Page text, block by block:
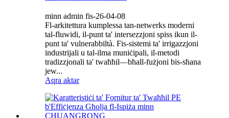
minn admin fis-26-04-08
Fl-arkitettura kumplessa tan-netwerks moderni
tal-fluwidi, il-punt ta' intersezzjoni spiss ikun il-
punt ta' vulnerabbiltà. Fis-sistemi ta' irrigazzjoni
industrijali u tal-ilma muniċipali, il-metodi
tradizzjonali ta' twaħħil—bħall-fużjoni bis-sħana
jew...
Aqra aktar